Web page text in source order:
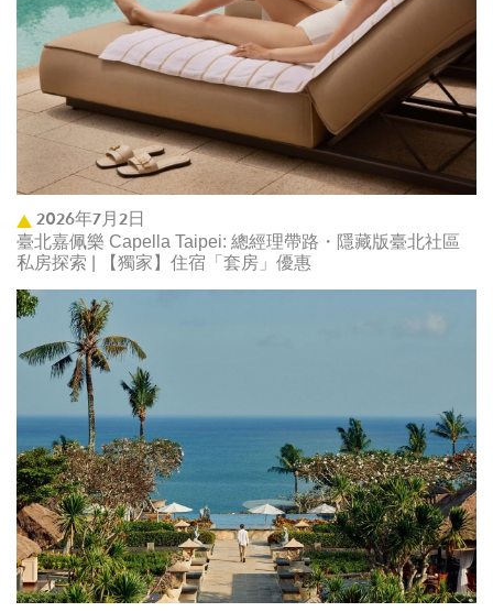
2026年7月2日
臺北嘉佩樂 Capella Taipei: 總經理帶路・隱藏版臺北社區
私房探索 | 【獨家】住宿「套房」優惠